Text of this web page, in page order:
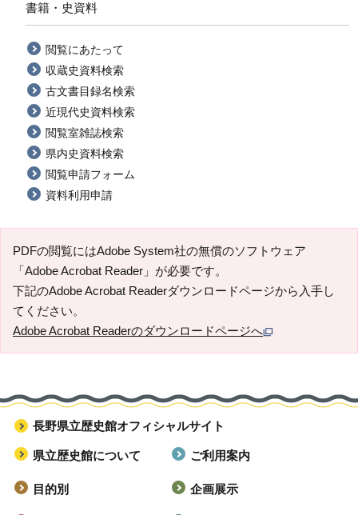
書籍・史資料
閲覧にあたって
収蔵史資料検索
古文書目録名検索
近現代史資料検索
閲覧室雑誌検索
県内史資料検索
閲覧申請フォーム
資料利用申請
PDFの閲覧にはAdobe System社の無償のソフトウェア
「Adobe Acrobat Reader」が必要です。
下記のAdobe Acrobat Readerダウンロードページから入手し
てください。
Adobe Acrobat Readerのダウンロードページへ
長野県立歴史館オフィシャルサイト
県立歴史館について ご利用案内
目的別 企画展示